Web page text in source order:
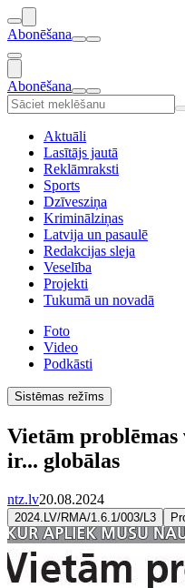
Abonēšana
Abonēšana
Aktuāli
Lasītājs jautā
Reklāmraksti
Sports
Dzīvesziņa
Kriminālziņas
Latvija un pasaulē
Redakcijas sleja
Veselība
Projekti
Tukumā un novadā
Foto
Video
Podkāsti
Sistēmas režīms
Vietām
ir... globālas
ntz.lv20.08.2024
2024.LV/RMA/1.6.1/003/L3